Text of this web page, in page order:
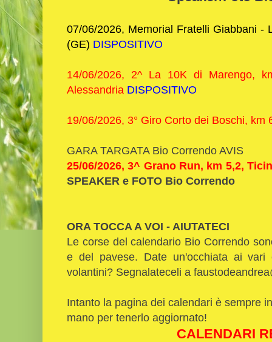
07/06/2026, Memorial Fratelli Giabbani -
(GE) DISPOSITIVO
14/06/2026, 2^ La 10K di Marengo,
Alessandria DISPOSITIVO
19/06/2026, 3° Giro Corto dei Boschi, km
GARA TARGATA Bio Correndo AVIS
25/06/2026, 3^ Grano Run, km 5,2,
SPEAKER e FOTO Bio Correndo
ORA TOCCA A VOI - AIUTATECI
Le corse del calendario Bio Correndo
e del pavese. Date un'occhiata ai
volantini? Segnalateceli a
Intanto la pagina dei calendari è sempre
mano per tenerlo aggiornato!
CALENDARI